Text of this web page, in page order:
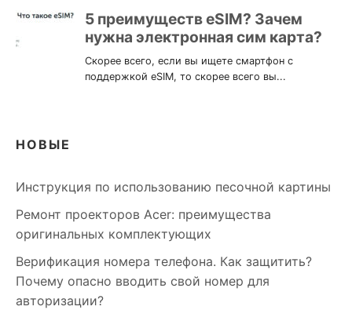
НОВЫЕ
Инструкция по использованию песочной картины
Ремонт проекторов Acer: преимущества
оригинальных комплектующих
Верификация номера телефона. Как защитить?
Почему опасно вводить свой номер для
авторизации?